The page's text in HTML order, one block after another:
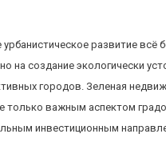
развитие всё
на создание экологически
городов. Зеленая
только важным аспектом
инвестиционным